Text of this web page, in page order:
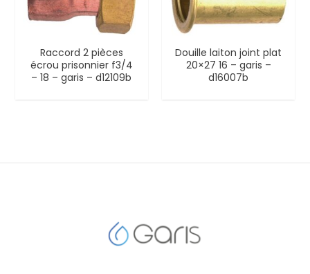
Raccord 2 pièces
écrou prisonnier f3/4
– 18 – garis – d12109b
Douille laiton joint plat
20×27 16 – garis –
d16007b